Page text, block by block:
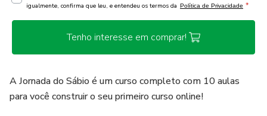
igualmente, confirma que leu, e entendeu os termos da Política de Privacidade *
Tenho interesse em comprar!
A Jornada do Sábio é um curso completo com 10 aulas
para você construir o seu primeiro curso online!